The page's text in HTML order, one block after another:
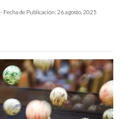
- Fecha de Publicación: 26 agosto, 2025